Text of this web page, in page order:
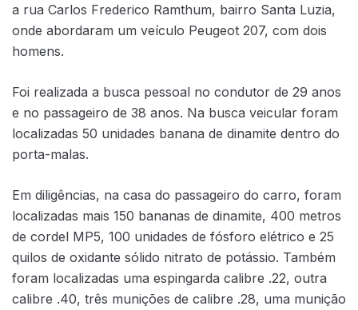
a rua Carlos Frederico Ramthum, bairro Santa Luzia,
onde abordaram um veículo Peugeot 207, com dois
homens.
Foi realizada a busca pessoal no condutor de 29 anos
e no passageiro de 38 anos. Na busca veicular foram
localizadas 50 unidades banana de dinamite dentro do
porta-malas.
Em diligências, na casa do passageiro do carro, foram
localizadas mais 150 bananas de dinamite, 400 metros
de cordel MP5, 100 unidades de fósforo elétrico e 25
quilos de oxidante sólido nitrato de potássio. Também
foram localizadas uma espingarda calibre .22, outra
calibre .40, três munições de calibre .28, uma munição